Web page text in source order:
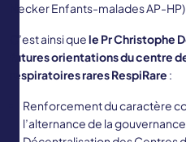
Necker Enfants-malades AP-
C’est ainsi quele Pr Christophe
futures orientations du centre
respiratoires rares RespiRare :
Renforcement du caractère
l’alternance de la gouvernance